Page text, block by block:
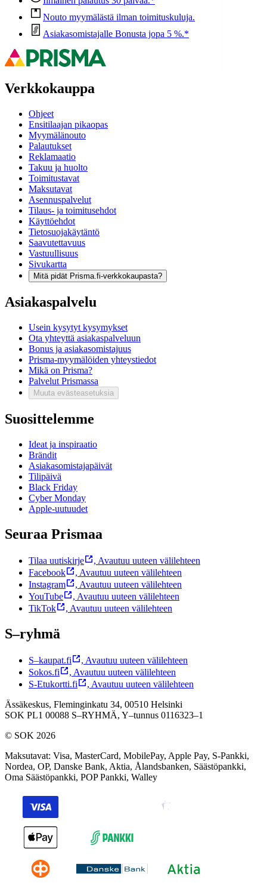
Nouto myymälästä ilman toimituskuluja.
Asiakasomistajalle Bonusta jopa 5 %.*
Verkkokauppa
Ohjeet
Ensitilaajan pikaopas
Myymälänouto
Palautukset
Reklamaatio
Takuu ja huolto
Toimitustavat
Maksutavat
Asennuspalvelut
Tilaus- ja toimitusehdot
Käyttöehdot
Tietosuojakäytäntö
Saavutettavuus
Vastuullisuus
Sivukartta
Mitä pidät Prisma.fi-verkkokaupasta?
Asiakaspalvelu
Usein kysytyt kysymykset
Ota yhteyttä asiakaspalveluun
Bonus ja asiakasomistajuus
Prisma-myymälöiden yhteystiedot
Mikä on Prisma?
Palvelut Prismassa
Muuta evästeasetuksia
Suosittelemme
Ideat ja inspiraatio
Brändit
Asiakasomistajapäivät
Tilipäivä
Black Friday
Cyber Monday
Apple-uutuudet
Seuraa Prismaa
Tilaa uutiskirje , Avautuu uuteen välilehteen
Facebook
, Avautuu uuteen välilehteen
Instagram
, Avautuu uuteen välilehteen
YouTube
, Avautuu uuteen välilehteen
TikTok
, Avautuu uuteen välilehteen
S–ryhmä
S–kaupat.fi , Avautuu uuteen välilehteen
Sokos.fi
, Avautuu uuteen välilehteen
S-Etukortti.fi
, Avautuu uuteen välilehteen
Ässäkeskus, Fleminginkatu 34, 00510 Helsinki
SOK PL1 00088 S–RYHMÄ, Y–tunnus 0116323–1
© SOK 2026
Maksutavat: Visa, MasterCard, MobilePay, Apple Pay, S-Pankki,
Nordea, OP, Danske Bank, Aktia, Ålandsbanken, Säästöpankki,
Oma Säästöpankki, POP Pankki, Walley